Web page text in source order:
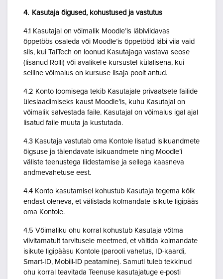
4. Kasutaja õigused, kohustused ja vastutus
4.1 Kasutajal on võimalik Moodle’is läbiviidavas
õppetöös osaleda või Moodle’is õppetööd läbi viia vaid
siis, kui TalTech on loonud Kasutajaga vastava seose
(lisanud Rolli) või avalikel e-kursustel külalisena, kui
selline võimalus on kursuse lisaja poolt antud.
4.2 Konto loomisega tekib Kasutajale privaatsete failide
üleslaadimiseks kaust Moodle’is, kuhu Kasutajal on
võimalik salvestada faile. Kasutajal on võimalus igal ajal
lisatud faile muuta ja kustutada.
4.3 Kasutaja vastutab oma Kontole lisatud isikuandmete
õigsuse ja täiendavate isikuandmete ning Moodle’i
väliste teenustega liidestamise ja sellega kaasneva
andmevahetuse eest.
4.4 Konto kasutamisel kohustub Kasutaja tegema kõik
endast oleneva, et välistada kolmandate isikute ligipääs
oma Kontole.
4.5 Võimaliku ohu korral kohustub Kasutaja võtma
viivitamatult tarvitusele meetmed, et vältida kolmandate
isikute ligipääsu Kontole (parooli vahetus, ID-kaardi,
Smart-ID, Mobiil-ID peatamine). Samuti tuleb tekkinud
ohu korral teavitada Teenuse kasutajatuge e-posti